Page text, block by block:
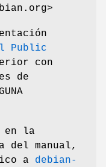
Public
con
de
en la
del manual,
a debian-